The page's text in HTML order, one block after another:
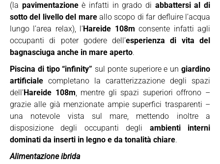
(la pavimentazioneè infatti in grado di abbattersi al di
sotto del livello del mareallo scopo di far defluire l’acqua
lungo l’area relax), l’Hareide 108m consente infatti agli
occupanti di poter godere dell’esperienza di vita del
bagnasciuga anche in mare aperto.
Piscina di tipo “infinity” sul ponte superiore e ungiardino
artificiale completano la caratterizzazione degli spazi
dell’Hareide 108m, mentre gli spazi superiori offrono –
grazie alle già menzionate ampie superfici trasparenti –
una notevole vista sul mare, mettendo inoltre a
disposizione degli occupanti degli ambienti interni
dominati da inserti in legno e da tonalità chiare.
Alimentazione ibrida